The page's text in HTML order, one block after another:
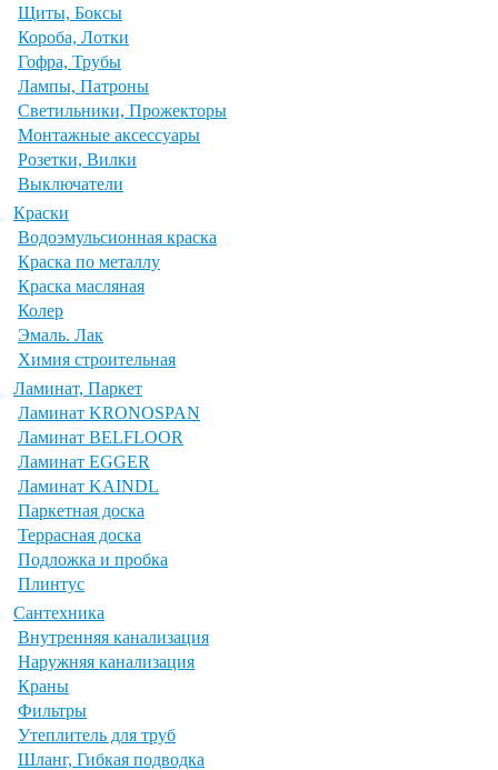
Щиты, Боксы
Короба, Лотки
Гофра, Трубы
Лампы, Патроны
Светильники, Прожекторы
Монтажные аксессуары
Розетки, Вилки
Выключатели
Краски
Водоэмульсионная краска
Краска по металлу
Краска масляная
Колер
Эмаль. Лак
Химия строительная
Ламинат, Паркет
Ламинат KRONOSPAN
Ламинат BELFLOOR
Ламинат EGGER
Ламинат KAINDL
Паркетная доска
Террасная доска
Подложка и пробка
Плинтус
Сантехника
Внутренняя канализация
Наружняя канализация
Краны
Фильтры
Утеплитель для труб
Шланг, Гибкая подводка